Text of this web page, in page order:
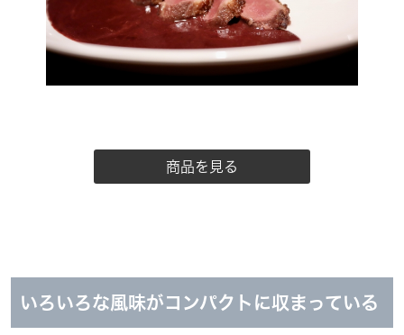
商品を見る
いろいろな風味がコンパクトに収まっている